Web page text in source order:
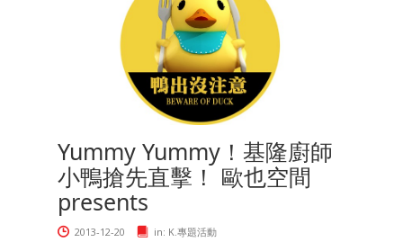
Yummy Yummy！基隆廚師
小鴨搶先直擊！ 歐也空間
presents
2013-12-20 in: K.專題活動